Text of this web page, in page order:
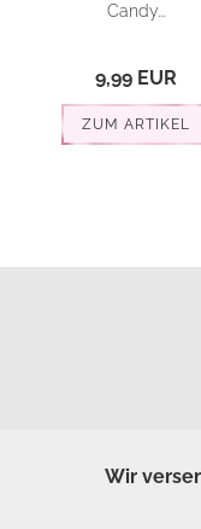
Candy...
9,99 EUR
ZUM ARTIKEL
Wir